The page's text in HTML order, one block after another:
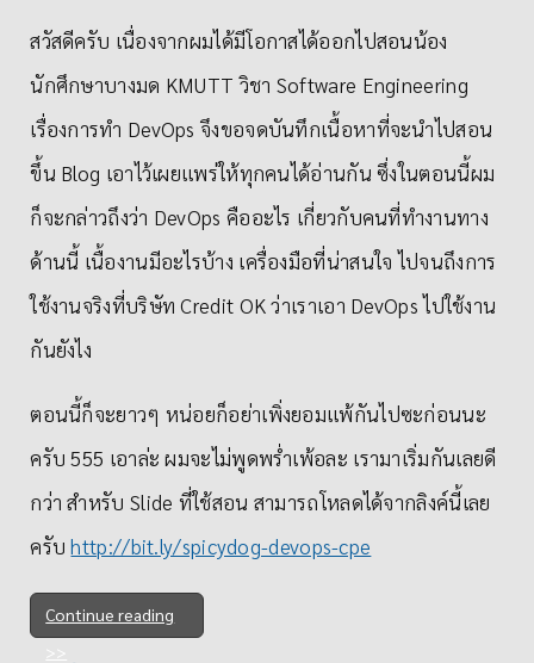
สวัสดีครับ เนื่องจากผมได้มีโอกาสได้ออกไปสอนน้อง
นักศึกษาบางมด KMUTT วิชา Software Engineering
เรื่องการทำ DevOps จึงขอจดบันทึกเนื้อหาที่จะนำไปสอน
ขึ้น Blog เอาไว้เผยแพร่ให้ทุกคนได้อ่านกัน ซึ่งในตอนนี้ผม
ก็จะกล่าวถึงว่า DevOps คืออะไร เกี่ยวกับคนที่ทำงานทาง
ด้านนี้ เนื้องานมีอะไรบ้าง เครื่องมือที่น่าสนใจ ไปจนถึงการ
ใช้งานจริงที่บริษัท Credit OK ว่าเราเอา DevOps ไปใช้งาน
กันยังไง
ตอนนี้ก็จะยาวๆ หน่อยก็อย่าเพิ่งยอมแพ้กันไปซะก่อนนะ
ครับ 555 เอาล่ะ ผมจะไม่พูดพร่ำเพ้อละ เรามาเริ่มกันเลยดี
กว่า สำหรับ Slide ที่ใช้สอน สามารถโหลดได้จากลิงค์นี้เลย
ครับhttp://bit.ly/spicydog-devops-cpe
Continue reading